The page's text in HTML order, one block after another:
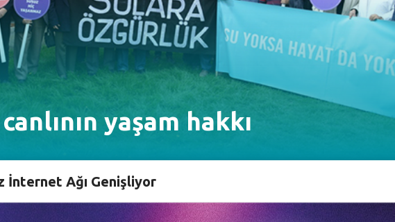
yaşam hakkı
konusunda somut adımlar atılması ve giderek büyüyen temiz su
İnternet Ağı Genişliyor